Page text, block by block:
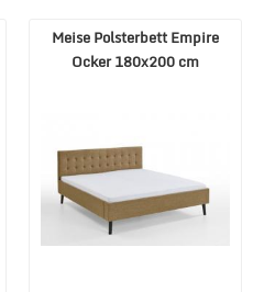
Meise Polsterbett Empire
Ocker 180x200 cm